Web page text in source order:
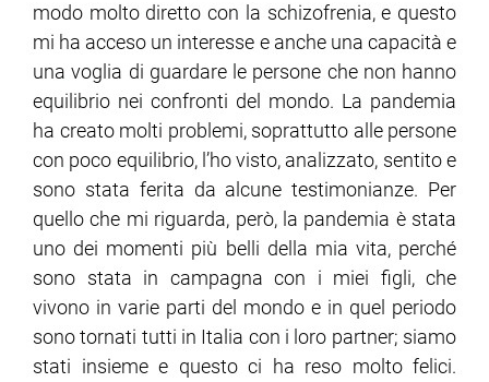
modo molto diretto con la schizofrenia, e questo
mi ha acceso un interesse e anche una capacità e
una voglia di guardare le persone che non hanno
equilibrio nei confronti del mondo. La pandemia
ha creato molti problemi, soprattutto alle persone
con poco equilibrio, l’ho visto, analizzato, sentito e
sono stata ferita da alcune testimonianze. Per
quello che mi riguarda, però, la pandemia è stata
uno dei momenti più belli della mia vita, perché
sono stata in campagna con i miei figli, che
vivono in varie parti del mondo e in quel periodo
sono tornati tutti in Italia con i loro partner; siamo
stati insieme e questo ci ha reso molto felici.